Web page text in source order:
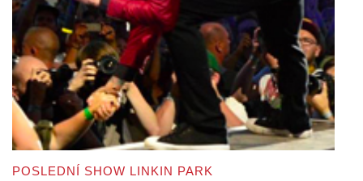
POSLEDNÍ SHOW LINKIN PARK